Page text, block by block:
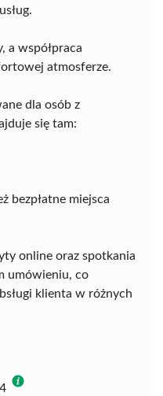
a współpraca
atmosferze.
dla osób z
się tam:
bezpłatne miejsca
online oraz spotkania
umówieniu, co
klienta w różnych